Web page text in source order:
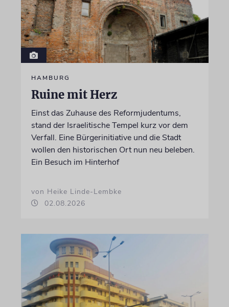
HAMBURG
Ruine mit Herz
Einst das Zuhause des Reformjudentums,
stand der Israelitische Tempel kurz vor dem
Verfall. Eine Bürgerinitiative und die Stadt
wollen den historischen Ort nun neu beleben.
Ein Besuch im Hinterhof
von Heike Linde-Lembke
02.08.2026